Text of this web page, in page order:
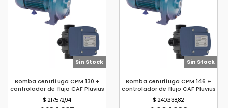
Sin Stock
Bomba centrífuga CPM 130 +
controlador de flujo CAF Pluvius
$ 217.572,94
Sin Stock
Bomba centrífuga CPM 146 +
controlador de flujo CAF Pluvius
$ 240.338,82